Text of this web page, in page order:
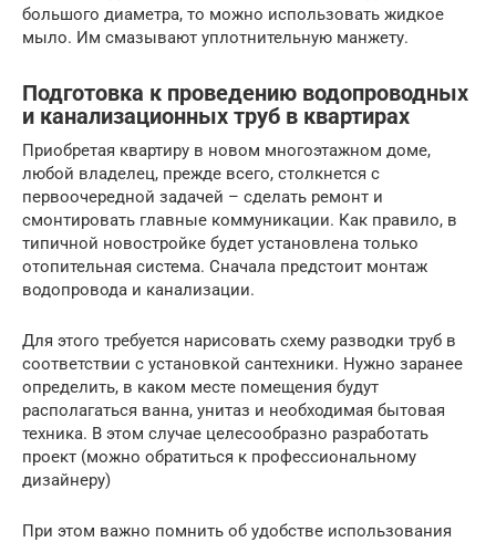
большого диаметра, то можно использовать жидкое
мыло. Им смазывают уплотнительную манжету.
Подготовка к проведению водопроводных
и канализационных труб в квартирах
Приобретая квартиру в новом многоэтажном доме,
любой владелец, прежде всего, столкнется с
первоочередной задачей – сделать ремонт и
смонтировать главные коммуникации. Как правило, в
типичной новостройке будет установлена только
отопительная система. Сначала предстоит монтаж
водопровода и канализации.
Для этого требуется нарисовать схему разводки труб в
соответствии с установкой сантехники. Нужно заранее
определить, в каком месте помещения будут
располагаться ванна, унитаз и необходимая бытовая
техника. В этом случае целесообразно разработать
проект (можно обратиться к профессиональному
дизайнеру)
При этом важно помнить об удобстве использования